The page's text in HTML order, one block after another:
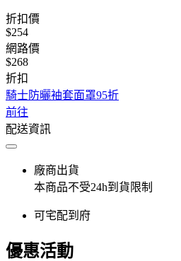
折扣價
$254
網路價
$268
折扣
騎士防曬袖套面罩95折
前往
配送資訊
廠商出貨
本商品不受24h到貨限制
可宅配到府
優惠活動